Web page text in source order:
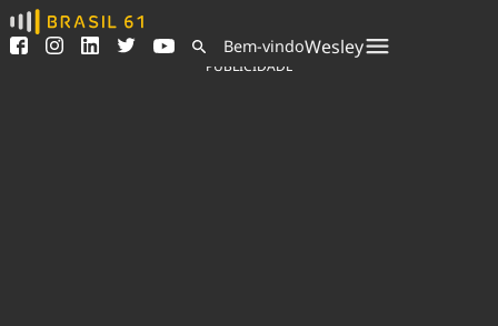
Ver todas as notícias
Podcasts
Indicadores
Bem-vindoWesley
PUBLICIDADE